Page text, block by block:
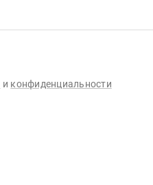
и конфиденциальности